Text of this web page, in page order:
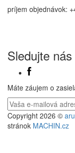
príjem objednávok:
Sledujte nás
Máte záujem o
Copyright 2026 ©
stránok MACHIN.cz